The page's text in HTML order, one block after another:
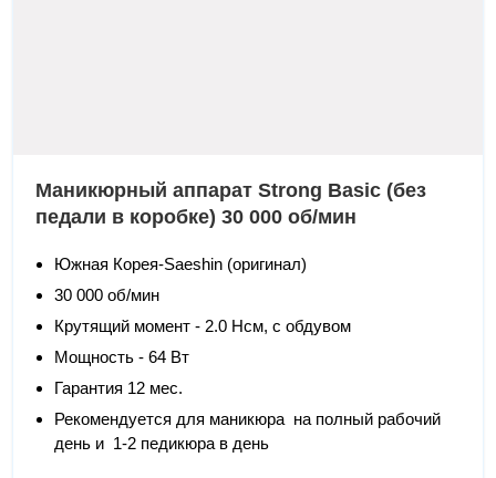
Маникюрный аппарат Strong Basic (без
педали в коробке) 30 000 об/мин
Южная Корея-Saeshin (оригинал)
30 000 об/мин
Крутящий момент - 2.0 Нсм, с обдувом
Мощность - 64 Вт
Гарантия 12 мес.
Рекомендуется для маникюра на полный рабочий
день и 1-2 педикюра в день